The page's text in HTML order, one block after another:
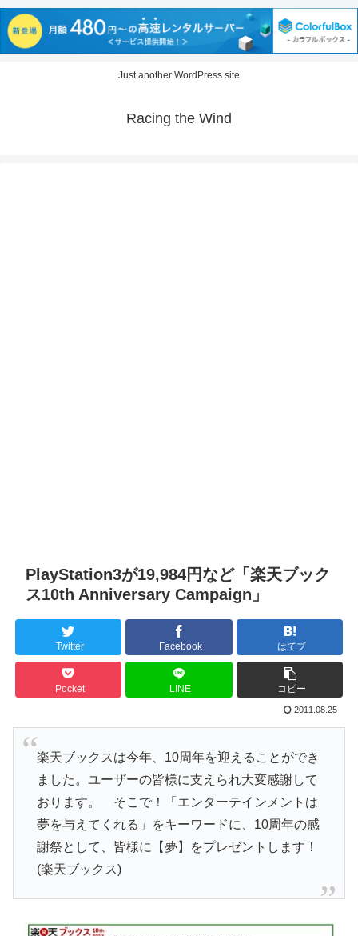
Just another WordPress site
Racing the Wind
PlayStation3が19,984円など「楽天ブック
ス10th Anniversary Campaign」
Twitter Facebook はてブ
Pocket LINE コピー
2011.08.25
楽天ブックスは今年、10周年を迎えることができ
ました。ユーザーの皆様に支えられ大変感謝して
おります。 そこで！「エンターテインメントは
夢を与えてくれる」をキーワードに、10周年の感
謝祭として、皆様に【夢】をプレゼントします！
(楽天ブックス)